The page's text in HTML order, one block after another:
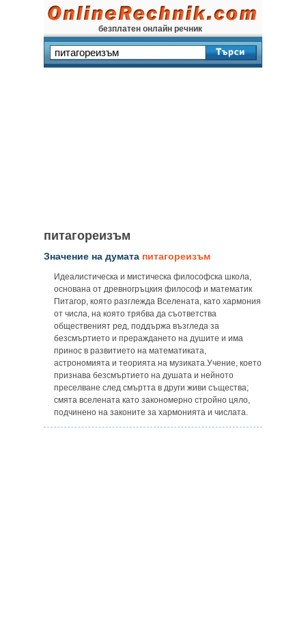
безплатен онлайн речник
питагореизъм
Значение на думата питагореизъм
Идеалистическа и мистическа философска школа,
основана от древногръцкия философ и математик
Питагор, която разглежда Вселената, като хармония
от числа, на която трябва да съответства
общественият ред, поддържа възгледа за
безсмъртието и прераждането на душите и има
принос в развитието на математиката,
астрономията и теорията на музиката.Учение, което
признава безсмъртието на душата и нейното
преселване след смъртта в други живи същества;
смята вселената като закономерно стройно цяло,
подчинено на законите за хармонията и числата.